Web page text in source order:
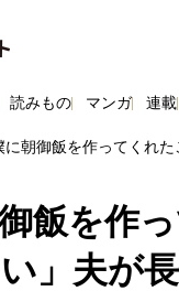
読みもの マンガ 連載
に朝御飯を作ってくれ
御飯を作
」夫が